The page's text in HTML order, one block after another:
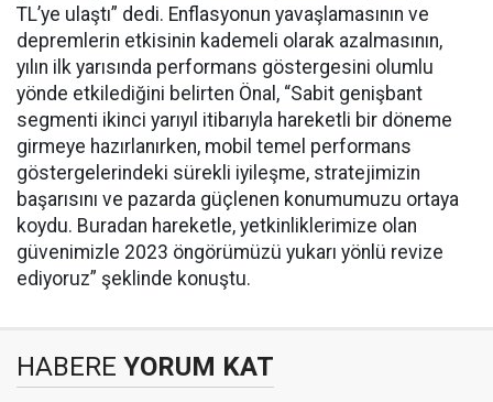
TL’ye ulaştı” dedi. Enflasyonun yavaşlamasının ve
depremlerin etkisinin kademeli olarak azalmasının,
yılın ilk yarısında performans göstergesini olumlu
yönde etkilediğini belirten Önal, “Sabit genişbant
segmenti ikinci yarıyıl itibarıyla hareketli bir döneme
girmeye hazırlanırken, mobil temel performans
göstergelerindeki sürekli iyileşme, stratejimizin
başarısını ve pazarda güçlenen konumumuzu ortaya
koydu. Buradan hareketle, yetkinliklerimize olan
güvenimizle 2023 öngörümüzü yukarı yönlü revize
ediyoruz” şeklinde konuştu.
HABERE YORUM KAT